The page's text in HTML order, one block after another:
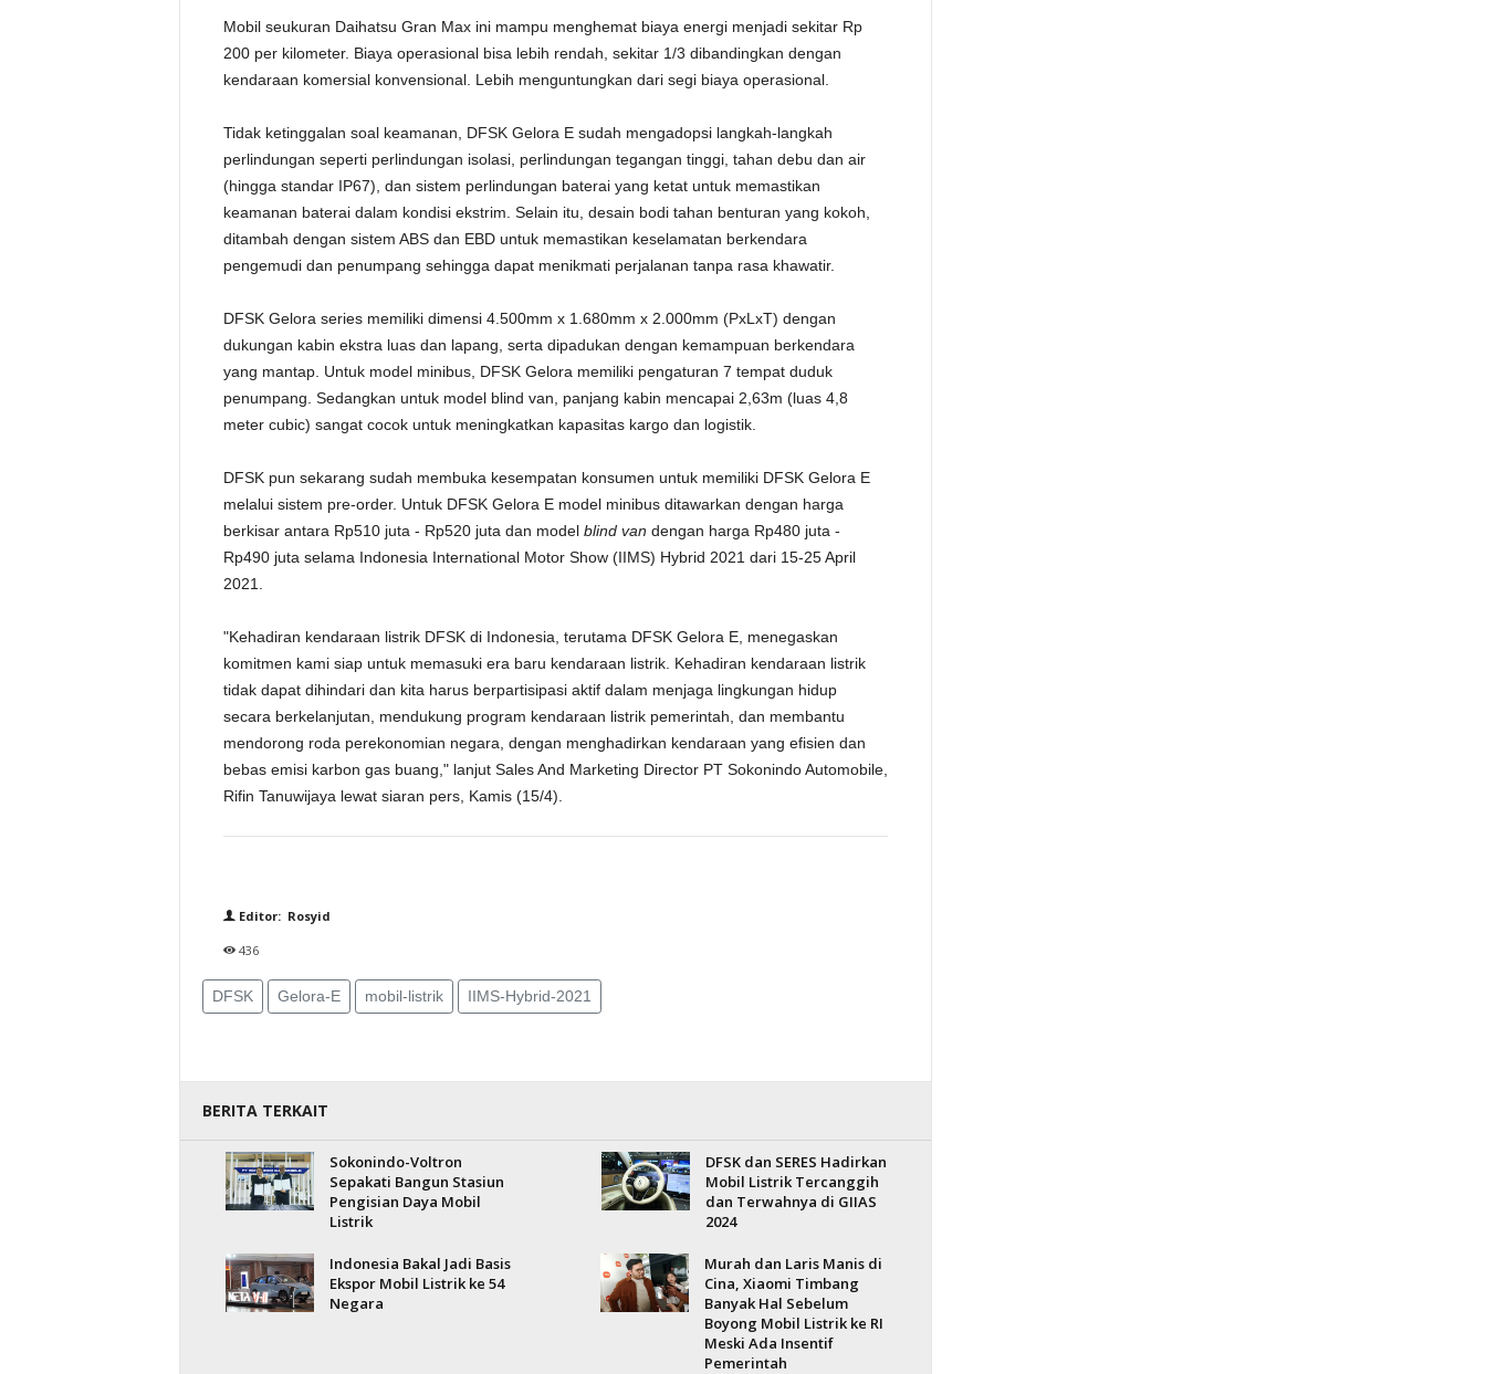
Mobil seukuran Daihatsu Gran Max ini mampu menghemat biaya energi menjadi sekitar Rp
200 per kilometer. Biaya operasional bisa lebih rendah, sekitar 1/3 dibandingkan dengan
kendaraan komersial konvensional. Lebih menguntungkan dari segi biaya operasional.
Tidak ketinggalan soal keamanan, DFSK Gelora E sudah mengadopsi langkah-langkah
perlindungan seperti perlindungan isolasi, perlindungan tegangan tinggi, tahan debu dan air
(hingga standar IP67), dan sistem perlindungan baterai yang ketat untuk memastikan
keamanan baterai dalam kondisi ekstrim. Selain itu, desain bodi tahan benturan yang kokoh,
ditambah dengan sistem ABS dan EBD untuk memastikan keselamatan berkendara
pengemudi dan penumpang sehingga dapat menikmati perjalanan tanpa rasa khawatir.
DFSK Gelora series memiliki dimensi 4.500mm x 1.680mm x 2.000mm (PxLxT) dengan
dukungan kabin ekstra luas dan lapang, serta dipadukan dengan kemampuan berkendara
yang mantap. Untuk model minibus, DFSK Gelora memiliki pengaturan 7 tempat duduk
penumpang. Sedangkan untuk model blind van, panjang kabin mencapai 2,63m (luas 4,8
meter cubic) sangat cocok untuk meningkatkan kapasitas kargo dan logistik.
DFSK pun sekarang sudah membuka kesempatan konsumen untuk memiliki DFSK Gelora E
melalui sistem pre-order. Untuk DFSK Gelora E model minibus ditawarkan dengan harga
berkisar antara Rp510 juta - Rp520 juta dan model blind van dengan harga Rp480 juta -
Rp490 juta selama Indonesia International Motor Show (IIMS) Hybrid 2021 dari 15-25 April
2021.
"Kehadiran kendaraan listrik DFSK di Indonesia, terutama DFSK Gelora E, menegaskan
komitmen kami siap untuk memasuki era baru kendaraan listrik. Kehadiran kendaraan listrik
tidak dapat dihindari dan kita harus berpartisipasi aktif dalam menjaga lingkungan hidup
secara berkelanjutan, mendukung program kendaraan listrik pemerintah, dan membantu
mendorong roda perekonomian negara, dengan menghadirkan kendaraan yang efisien dan
bebas emisi karbon gas buang," lanjut Sales And Marketing Director PT Sokonindo Automobile,
Rifin Tanuwijaya lewat siaran pers, Kamis (15/4).
Editor: Rosyid
436
DFSK Gelora-E mobil-listrik IIMS-Hybrid-2021
BERITA TERKAIT
Sokonindo-Voltron
Sepakati Bangun Stasiun
Pengisian Daya Mobil
Listrik
DFSK dan SERES Hadirkan
Mobil Listrik Tercanggih
dan Terwahnya di GIIAS
2024
Indonesia Bakal Jadi Basis
Ekspor Mobil Listrik ke 54
Negara
Murah dan Laris Manis di
Cina, Xiaomi Timbang
Banyak Hal Sebelum
Boyong Mobil Listrik ke RI
Meski Ada Insentif
Pemerintah